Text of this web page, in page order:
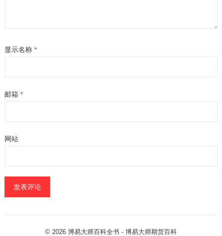
显示名称 *
邮箱 *
网站
© 2026 博易大师百科全书 - 博易大师期货百科